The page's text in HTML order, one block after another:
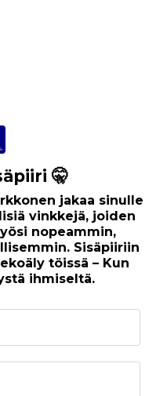
🤫
jakaa sinulle
vinkkejä, joiden
nopeammin,
Sisäpiiriin
töissä – Kun
ihmiseltä.